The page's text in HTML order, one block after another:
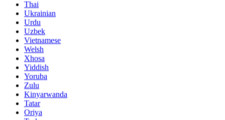
Thai
Ukrainian
Urdu
Uzbek
Vietnamese
Welsh
Xhosa
Yiddish
Yoruba
Zulu
Kinyarwanda
Tatar
Oriya